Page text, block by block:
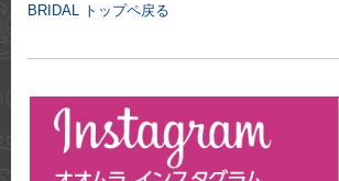
BRIDAL トップペ戻る